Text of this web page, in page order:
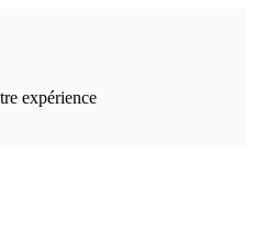
expérience